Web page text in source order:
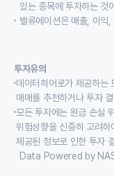
있는 종목에 투자하는 것
밸류에이션은 매출, 이익
투자유의
데이터히어로가 제공하는
매매를 추천하거나 투자
모든 투자에는 원금 손실
위험성향을 신중히 고려
제공된 정보로 인한 투자
Data Powered by